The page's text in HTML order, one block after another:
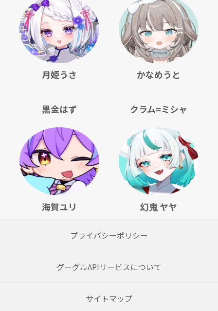
月姫うさ かなめうと
黒金はず クラム=ミシャ
海賀ユリ 幻鬼 ヤヤ
プライバシーポリシー
グーグルAPIサービスについて
サイトマップ